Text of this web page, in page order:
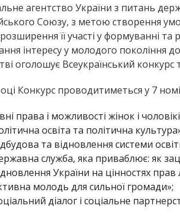
агентство України з питань
Союзу, з метою створення
її участі у формуванні та
інтересу у молодого покоління
оголошує Всеукраїнський
Конкурс проводитиметься у 7
права і можливості жінок і
освіта та політична
та відновлення системи
служба, яка приваблює: як
України на цінностях
молодь для сильної громади»;
діалог і соціальне